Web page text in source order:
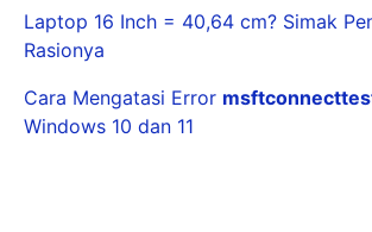
Laptop 16 Inch = 40,64 cm? Simak
Rasionya
Cara Mengatasi Error
Windows 10 dan 11